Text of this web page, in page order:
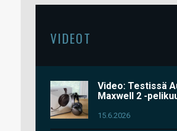
VIDEOT
Video: Testissä
Maxwell 2 -
15.6.2026